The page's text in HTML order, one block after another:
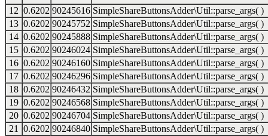
12 0.6202 90245616 SimpleShareButtonsAdder\Util::parse_args( )
13 0.6202 90245752 SimpleShareButtonsAdder\Util::parse_args( )
14 0.6202 90245888 SimpleShareButtonsAdder\Util::parse_args( )
15 0.6202 90246024 SimpleShareButtonsAdder\Util::parse_args( )
16 0.6202 90246160 SimpleShareButtonsAdder\Util::parse_args( )
17 0.6202 90246296 SimpleShareButtonsAdder\Util::parse_args( )
18 0.6202 90246432 SimpleShareButtonsAdder\Util::parse_args( )
19 0.6202 90246568 SimpleShareButtonsAdder\Util::parse_args( )
20 0.6202 90246704 SimpleShareButtonsAdder\Util::parse_args( )
21
0.6202 90246840 SimpleShareButtonsAdder\Util::parse_args( )